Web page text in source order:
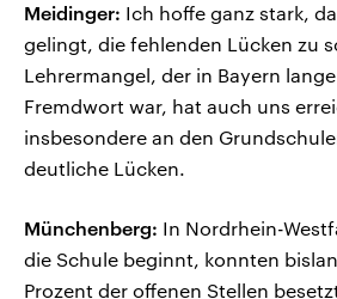
Meidinger: Ich hoffe ganz stark,
gelingt, die fehlenden Lücken zu
Lehrermangel, der in Bayern
Fremdwort war, hat auch uns
insbesondere an den
deutliche Lücken.
Münchenberg: In Nordrhein-
die Schule beginnt, konnten
Prozent der offenen Stellen